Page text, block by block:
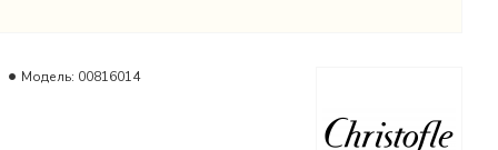
Модель: 00816014